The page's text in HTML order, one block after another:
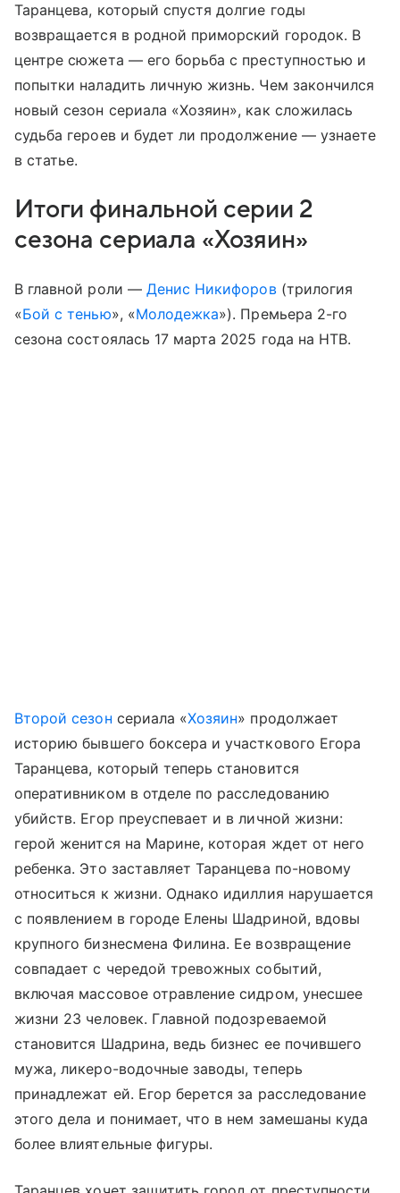
Таранцева, который спустя долгие годы
возвращается в родной приморский городок. В
центре сюжета — его борьба с преступностью и
попытки наладить личную жизнь. Чем закончился
новый сезон сериала «Хозяин», как сложилась
судьба героев и будет ли продолжение — узнаете
в статье.
Итоги финальной серии 2
сезона сериала «Хозяин»
В главной роли — Денис Никифоров(трилогия
«Бой с тенью», «Молодежка»). Премьера 2-го
сезона состоялась 17 марта 2025 года на НТВ.
Второй сезон сериала «Хозяин» продолжает
историю бывшего боксера и участкового Егора
Таранцева, который теперь становится
оперативником в отделе по расследованию
убийств. Егор преуспевает и в личной жизни:
герой женится на Марине, которая ждет от него
ребенка. Это заставляет Таранцева по-новому
относиться к жизни. Однако идиллия нарушается
с появлением в городе Елены Шадриной, вдовы
крупного бизнесмена Филина. Ее возвращение
совпадает с чередой тревожных событий,
включая массовое отравление сидром, унесшее
жизни 23 человек. Главной подозреваемой
становится Шадрина, ведь бизнес ее почившего
мужа, ликеро-водочные заводы, теперь
принадлежат ей. Егор берется за расследование
этого дела и понимает, что в нем замешаны куда
более влиятельные фигуры.